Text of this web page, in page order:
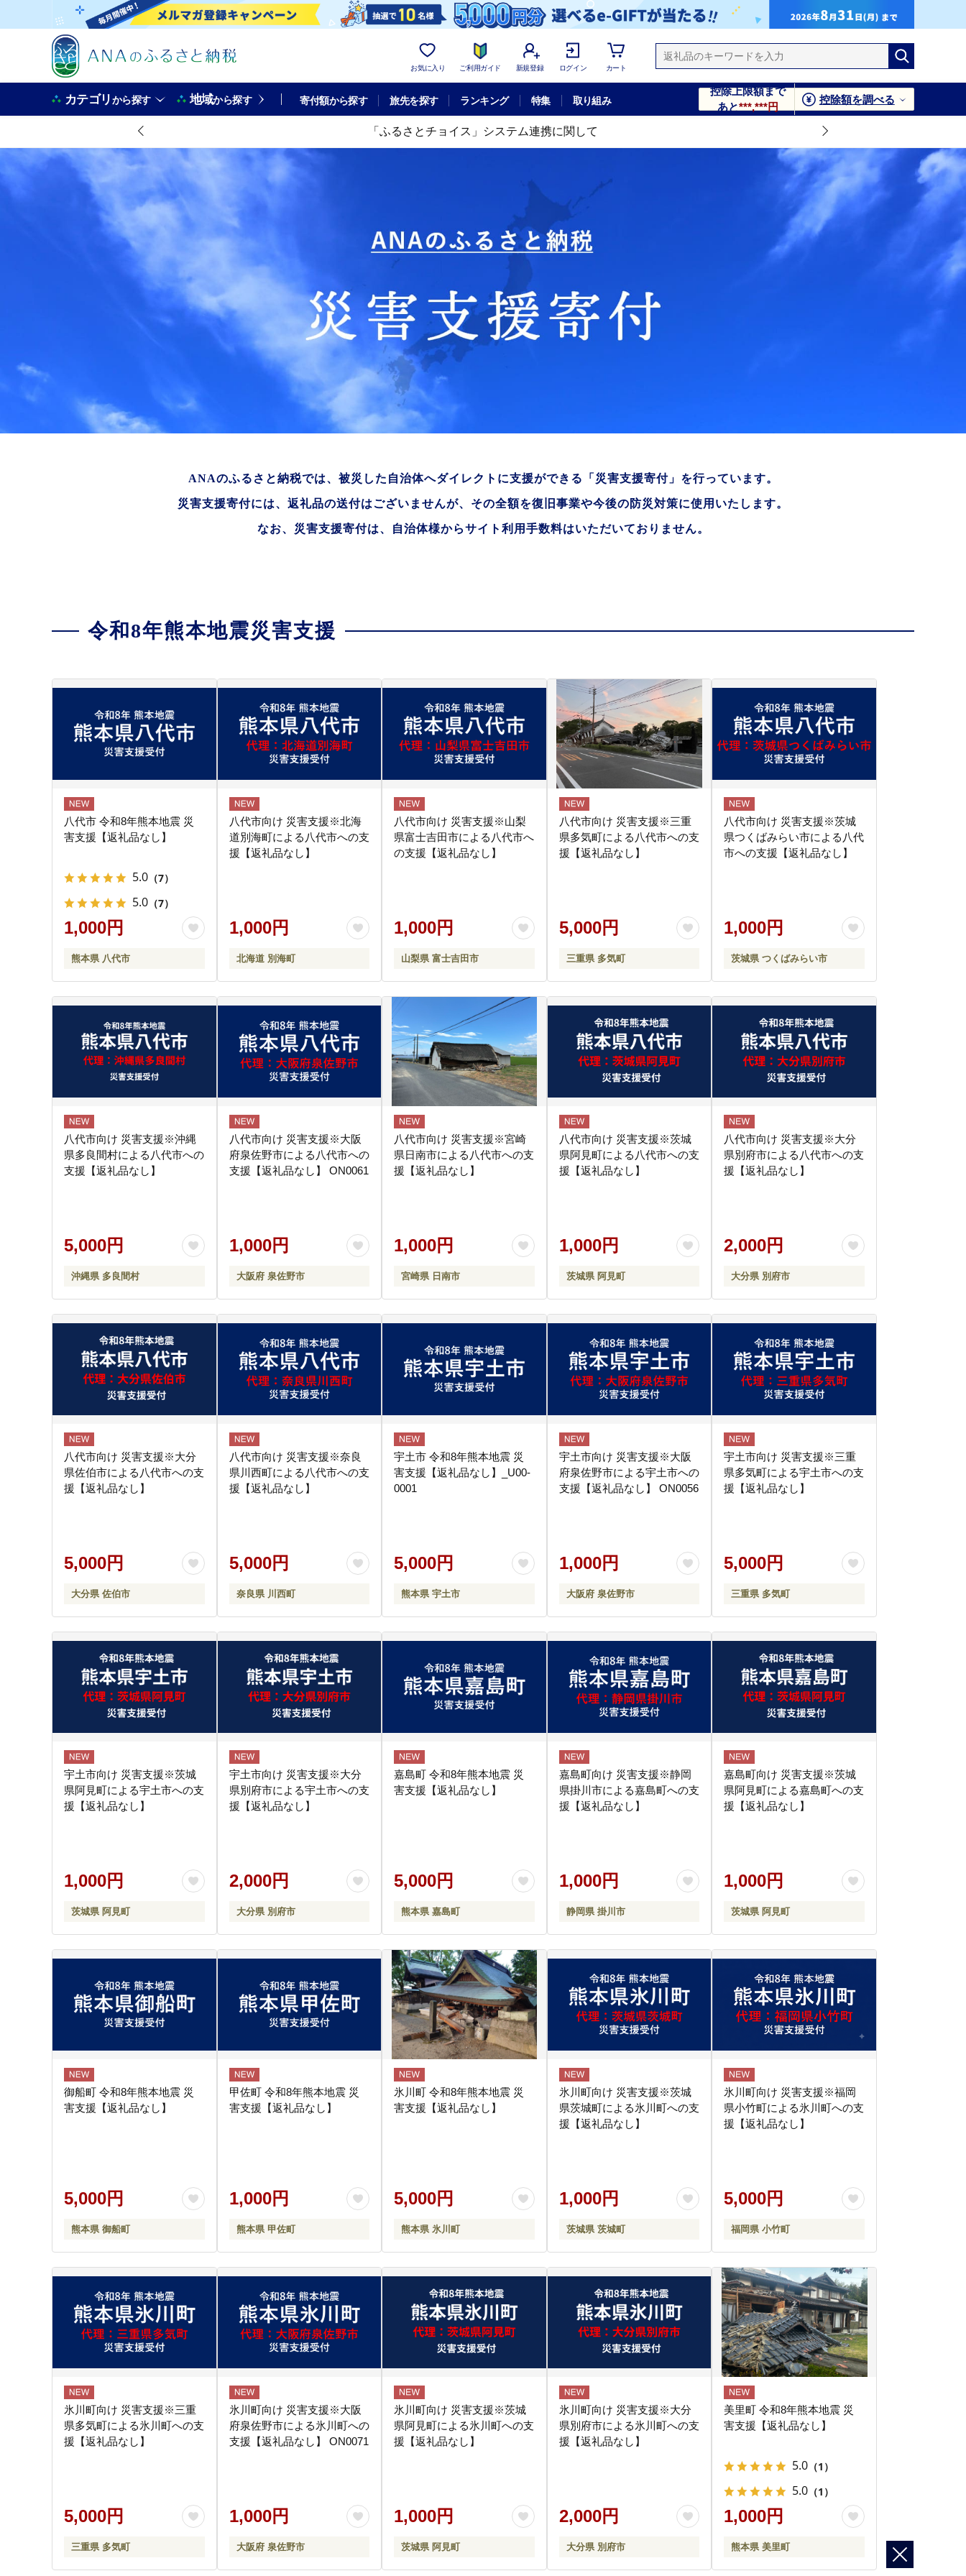
お気に入り ご利用ガイド 新規登録 ログイン カート
カテゴリから探す 地域から探す 寄付額から探す 旅先を探す ランキング 特集 取り組み
控除上限額まで
あと***,***円
控除額を調べる
「ふるさとチョイス」システム連携に関して
ANAのふるさと納税では、被災した自治体へダイレクトに支援ができる「災害支援寄付」を行っています。
災害支援寄付には、返礼品の送付はございませんが、その全額を復旧事業や今後の防災対策に使用いたします。
なお、災害支援寄付は、自治体様からサイト利用手数料はいただいておりません。
令和8年熊本地震災害支援
八代市 令和8年熊本地震 災
害支援【返礼品なし】
5.0 （7）
5.0 （7）
1,000円
熊本県 八代市
八代市向け 災害支援※北海
道別海町による八代市への支
援【返礼品なし】
1,000円
北海道 別海町
八代市向け 災害支援※山梨
県富士吉田市による八代市へ
の支援【返礼品なし】
1,000円
山梨県 富士吉田市
八代市向け 災害支援※三重
県多気町による八代市への支
援【返礼品なし】
5,000円
三重県 多気町
八代市向け 災害支援※茨城
県つくばみらい市による八代
市への支援【返礼品なし】
1,000円
茨城県 つくばみらい市
八代市向け 災害支援※沖縄
県多良間村による八代市への
支援【返礼品なし】
5,000円
沖縄県 多良間村
八代市向け 災害支援※大阪
府泉佐野市による八代市への
支援【返礼品なし】 ON0061
1,000円
大阪府 泉佐野市
八代市向け 災害支援※宮崎
県日南市による八代市への支
援【返礼品なし】
1,000円
宮崎県 日南市
八代市向け 災害支援※茨城
県阿見町による八代市への支
援【返礼品なし】
1,000円
茨城県 阿見町
八代市向け 災害支援※大分
県別府市による八代市への支
援【返礼品なし】
2,000円
大分県 別府市
八代市向け 災害支援※大分
県佐伯市による八代市への支
援【返礼品なし】
5,000円
大分県 佐伯市
八代市向け 災害支援※奈良
県川西町による八代市への支
援【返礼品なし】
5,000円
奈良県 川西町
宇土市 令和8年熊本地震 災
害支援【返礼品なし】_U00-
0001
5,000円
熊本県 宇土市
宇土市向け 災害支援※大阪
府泉佐野市による宇土市への
支援【返礼品なし】 ON0056
1,000円
大阪府 泉佐野市
宇土市向け 災害支援※三重
県多気町による宇土市への支
援【返礼品なし】
5,000円
三重県 多気町
宇土市向け 災害支援※茨城
県阿見町による宇土市への支
援【返礼品なし】
1,000円
茨城県 阿見町
宇土市向け 災害支援※大分
県別府市による宇土市への支
援【返礼品なし】
2,000円
大分県 別府市
嘉島町 令和8年熊本地震 災
害支援【返礼品なし】
5,000円
熊本県 嘉島町
嘉島町向け 災害支援※静岡
県掛川市による嘉島町への支
援【返礼品なし】
1,000円
静岡県 掛川市
嘉島町向け 災害支援※茨城
県阿見町による嘉島町への支
援【返礼品なし】
1,000円
茨城県 阿見町
御船町 令和8年熊本地震 災
害支援【返礼品なし】
5,000円
熊本県 御船町
甲佐町 令和8年熊本地震 災
害支援【返礼品なし】
1,000円
熊本県 甲佐町
氷川町 令和8年熊本地震 災
害支援【返礼品なし】
5,000円
熊本県 氷川町
氷川町向け 災害支援※茨城
県茨城町による氷川町への支
援【返礼品なし】
1,000円
茨城県 茨城町
氷川町向け 災害支援※福岡
県小竹町による氷川町への支
援【返礼品なし】
5,000円
福岡県 小竹町
氷川町向け 災害支援※三重
県多気町による氷川町への支
援【返礼品なし】
5,000円
三重県 多気町
氷川町向け 災害支援※大阪
府泉佐野市による氷川町への
支援【返礼品なし】 ON0071
1,000円
大阪府 泉佐野市
氷川町向け 災害支援※茨城
県阿見町による氷川町への支
援【返礼品なし】
1,000円
茨城県 阿見町
氷川町向け 災害支援※大分
県別府市による氷川町への支
援【返礼品なし】
2,000円
大分県 別府市
美里町 令和8年熊本地震 災
害支援【返礼品なし】
5.0 （1）
5.0 （1）
1,000円
熊本県 美里町